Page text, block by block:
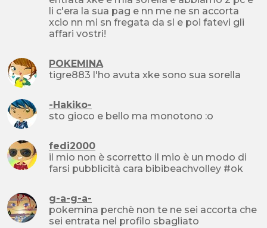
li c'era la sua pag e nn me ne sn accorta
xcio nn mi sn fregata da sl e poi fatevi gli
affari vostri!
POKEMINA
tigre883 l'ho avuta xke sono sua sorella
-Hakiko-
sto gioco e bello ma monotono :o
fedi2000
il mio non è scorretto il mio è un modo di
farsi pubblicità cara bibibeachvolley #ok
g-a-g-a-
pokemina perchè non te ne sei accorta che
sei entrata nel profilo sbagliato